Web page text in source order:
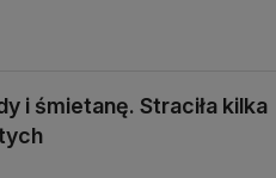
i śmietanę. Straciła kilka